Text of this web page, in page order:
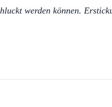
werden können.